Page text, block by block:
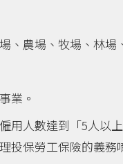
、農場、牧場、林場
業。
用人數達到「5人以
投保勞工保險的義務